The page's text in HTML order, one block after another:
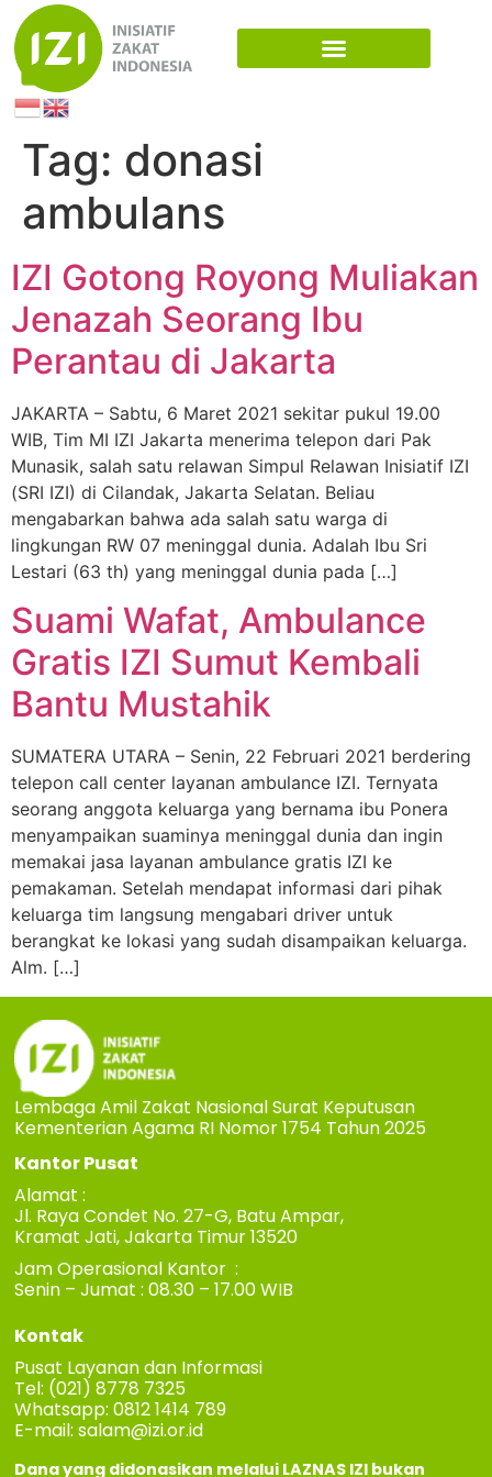
Tag: donasi
ambulans
IZI Gotong Royong Muliakan
Jenazah Seorang Ibu
Perantau di Jakarta
JAKARTA – Sabtu, 6 Maret 2021 sekitar pukul 19.00
WIB, Tim MI IZI Jakarta menerima telepon dari Pak
Munasik, salah satu relawan Simpul Relawan Inisiatif IZI
(SRI IZI) di Cilandak, Jakarta Selatan. Beliau
mengabarkan bahwa ada salah satu warga di
lingkungan RW 07 meninggal dunia. Adalah Ibu Sri
Lestari (63 th) yang meninggal dunia pada […]
Suami Wafat, Ambulance
Gratis IZI Sumut Kembali
Bantu Mustahik
SUMATERA UTARA – Senin, 22 Februari 2021 berdering
telepon call center layanan ambulance IZI. Ternyata
seorang anggota keluarga yang bernama ibu Ponera
menyampaikan suaminya meninggal dunia dan ingin
memakai jasa layanan ambulance gratis IZI ke
pemakaman. Setelah mendapat informasi dari pihak
keluarga tim langsung mengabari driver untuk
berangkat ke lokasi yang sudah disampaikan keluarga.
Alm. […]
Lembaga Amil Zakat Nasional Surat Keputusan
Kementerian Agama RI Nomor 1754 Tahun 2025
Kantor Pusat
Alamat :
Jl. Raya Condet No. 27-G, Batu Ampar,
Kramat Jati, Jakarta Timur 13520
Jam Operasional Kantor :
Senin – Jumat : 08.30 – 17.00 WIB
Kontak
Pusat Layanan dan Informasi
Tel: (021) 8778 7325
Whatsapp: 0812 1414 789
E-mail:salam@izi.or.id
Dana yang didonasikan melalui LAZNAS IZI bukan